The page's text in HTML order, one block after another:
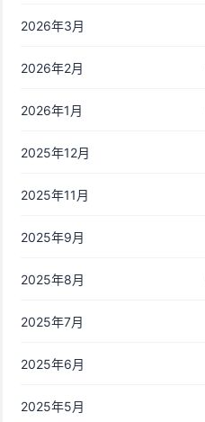
2026年3月
2026年2月
2026年1月
2025年12月
2025年11月
2025年9月
2025年8月
2025年7月
2025年6月
2025年5月